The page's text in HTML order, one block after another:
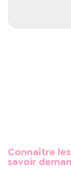
Connaître
savoir